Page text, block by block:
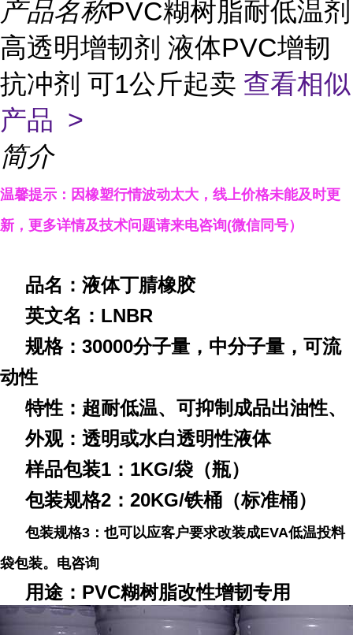
产品名称PVC糊树脂耐低温剂
高透明增韧剂 液体PVC增韧
抗冲剂 可1公斤起卖 查看相似
产品 >
简介
温馨提示：因橡塑行情波动太大，线上价格未能及时更
新，更多详情及技术问题请来电咨询(微信同号）
品名：液体丁腈橡胶
英文名：LNBR
规格：30000分子量，中分子量，可流
动性
特性：超耐低温、可抑制成品出油性、
外观：透明或水白透明性液体
样品包装1：1KG/袋（瓶）
包装规格2：20KG/铁桶（标准桶）
包装规格3：也可以应客户要求改装成EVA低温投料
袋包装。电咨询
用途：PVC糊树脂改性增韧专用